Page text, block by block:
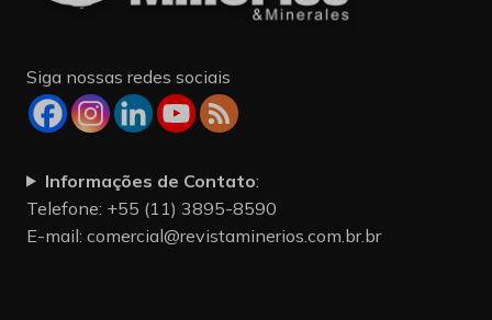
Siga nossas redes sociais
Informações de Contato:
Telefone: +55 (11) 3895-8590
E-mail: comercial@revistaminerios.com.br.br